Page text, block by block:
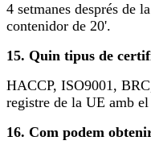
4 setmanes després de
contenidor de 20'.
15. Quin tipus de
HACCP, ISO9001,
registre de la UE amb
16. Com podem